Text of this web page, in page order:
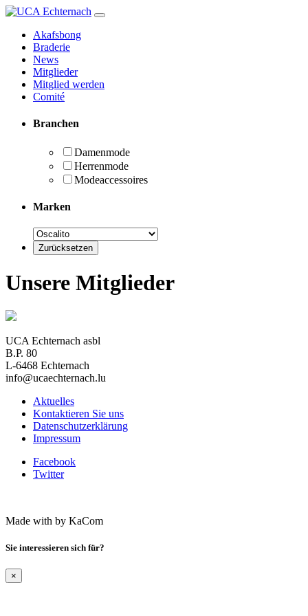
Akafsbong
Braderie
News
Mitglieder
Mitglied werden
Comité
Branchen
Damenmode
Herrenmode
Modeaccessoires
Marken
Unsere Mitglieder
UCA Echternach asbl
B.P. 80
L-6468 Echternach
info@ucaechternach.lu
Aktuelles
Kontaktieren Sie uns
Datenschutzerklärung
Impressum
Facebook
Twitter
Made with by KaCom
Sie interessieren sich für?
×